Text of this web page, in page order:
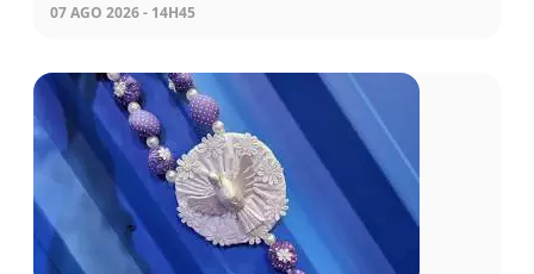
07 AGO 2026 - 14H45